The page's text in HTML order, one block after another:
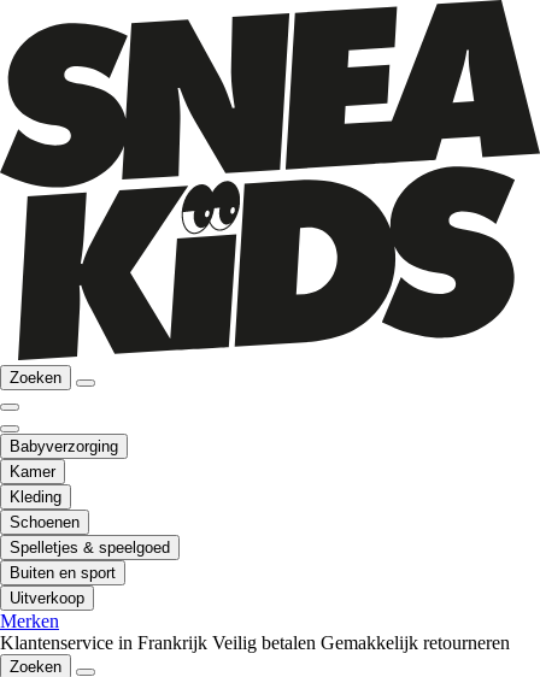
Zoeken
Babyverzorging
Kamer
Kleding
Schoenen
Spelletjes & speelgoed
Buiten en sport
Uitverkoop
Merken
Klantenservice in Frankrijk Veilig betalen Gemakkelijk retourneren
Zoeken